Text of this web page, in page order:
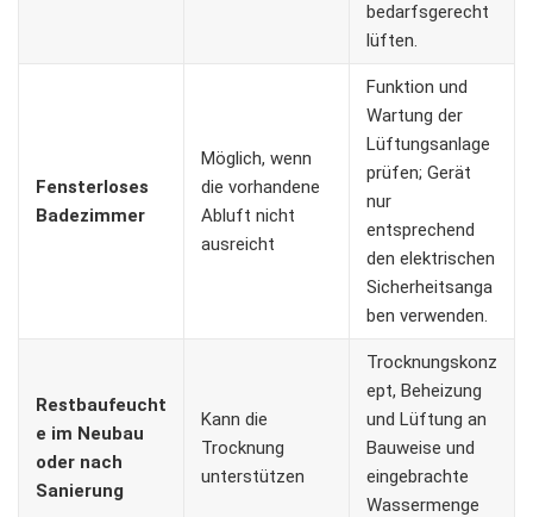
bedarfsgerecht
lüften.
Fensterloses
Badezimmer
Möglich, wenn
die vorhandene
Abluft nicht
ausreicht
Funktion und
Wartung der
Lüftungsanlage
prüfen; Gerät
nur
entsprechend
den elektrischen
Sicherheitsanga
ben verwenden.
Restbaufeucht
e im Neubau
oder nach
Sanierung
Kann die
Trocknung
unterstützen
Trocknungskonz
ept, Beheizung
und Lüftung an
Bauweise und
eingebrachte
Wassermenge